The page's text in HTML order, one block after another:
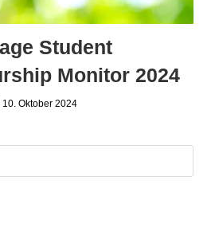
Student
Monitor 2024
10. Oktober 2024